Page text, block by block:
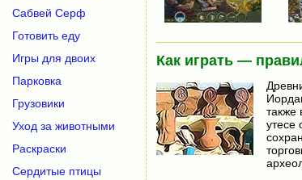
Как играть —
также
утесе
Сабвей Серф
Готовить еду
Игры для двоих
Парковка
Грузовики
Уход за животными
Раскраски
Сердитые птицы